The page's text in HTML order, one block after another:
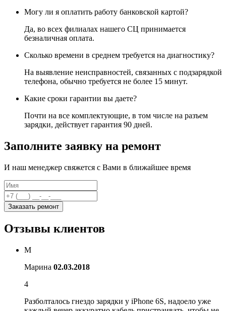
Могу ли я оплатить работу банковской картой?
Да, во всех филиалах нашего СЦ принимается
безналичная оплата.
Сколько времени в среднем требуется на диагностику?
На выявление неисправностей, связанных с подзарядкой
телефона, обычно требуется не более 15 минут.
Какие сроки гарантии вы даете?
Почти на все комплектующие, в том числе на разъем
зарядки, действует гарантия 90 дней.
Заполните заявку на ремонт
И наш менеджер свяжется с Вами в ближайшее время
Заказать ремонт
Отзывы клиентов
М
Марина 02.03.2018
4
Разболталось гнездо зарядки у iPhone 6S, надоело уже